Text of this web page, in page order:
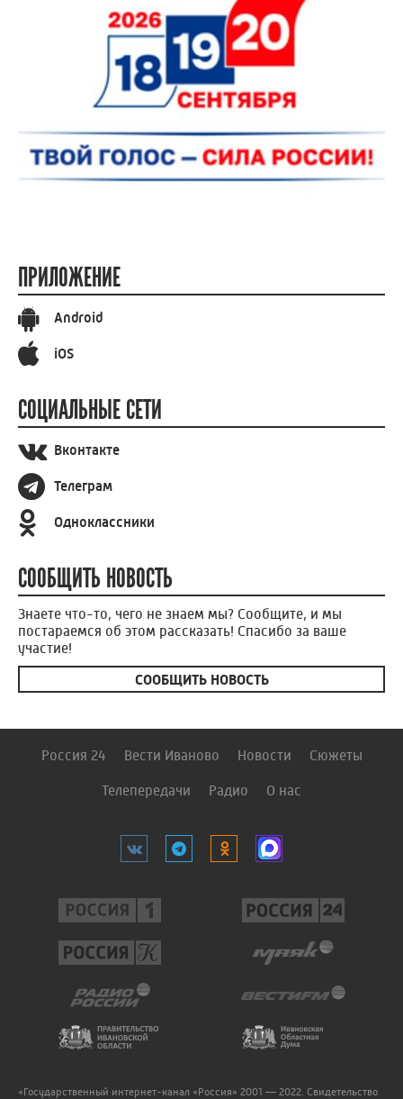
ПРИЛОЖЕНИЕ
Android
iOS
СОЦИАЛЬНЫЕ СЕТИ
Вконтакте
Телеграм
Одноклассники
СООБЩИТЬ НОВОСТЬ
Знаете что-то, чего не знаем мы? Сообщите, и мы
постараемся об этом рассказать! Спасибо за ваше
участие!
СООБЩИТЬ НОВОСТЬ
Россия 24 Вести Иваново Новости Сюжеты
Телепередачи Радио О нас
«Государственный интернет-канал «Россия» 2001 — 2022. Свидетельство